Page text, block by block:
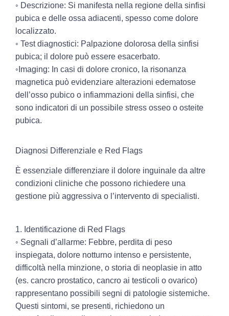
◦ Descrizione: Si manifesta nella regione della sinfisi
pubica e delle ossa adiacenti, spesso come dolore
localizzato.
◦ Test diagnostici: Palpazione dolorosa della sinfisi
pubica; il dolore può essere esacerbato.
◦Imaging: In casi di dolore cronico, la risonanza
magnetica può evidenziare alterazioni edematose
dell’osso pubico o infiammazioni della sinfisi, che
sono indicatori di un possibile stress osseo o osteite
pubica.
Diagnosi Differenziale e Red Flags
È essenziale differenziare il dolore inguinale da altre
condizioni cliniche che possono richiedere una
gestione più aggressiva o l’intervento di specialisti.
1. Identificazione di Red Flags
◦ Segnali d’allarme: Febbre, perdita di peso
inspiegata, dolore notturno intenso e persistente,
difficoltà nella minzione, o storia di neoplasie in atto
(es. cancro prostatico, cancro ai testicoli o ovarico)
rappresentano possibili segni di patologie sistemiche.
Questi sintomi, se presenti, richiedono un